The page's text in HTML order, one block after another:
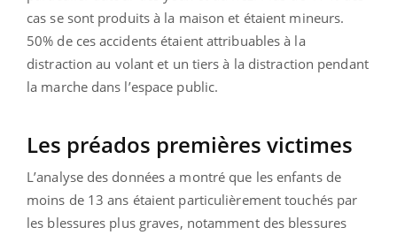
cas se sont produits à la maison et étaient mineurs.
50% de ces accidents étaient attribuables à la
distraction au volant et un tiers à la distraction pendant
la marche dans l’espace public.
Les préados premières victimes
L’analyse des données a montré que les enfants de
moins de 13 ans étaient particulièrement touchés par
les blessures plus graves, notamment des blessures